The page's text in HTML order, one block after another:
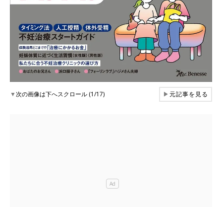
▼次の画像は下へスクロール (1/17) ▶元記事を見る